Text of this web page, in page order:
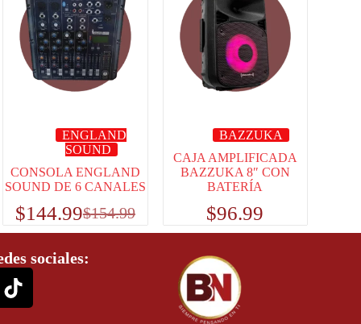
ENGLAND
SOUND
CONSOLA ENGLAND
SOUND DE 6 CANALES
$154.99
$144.99
BAZZUKA
CAJA AMPLIFICADA
BAZZUKA 8″ CON
BATERÍA
$96.99
sociales: